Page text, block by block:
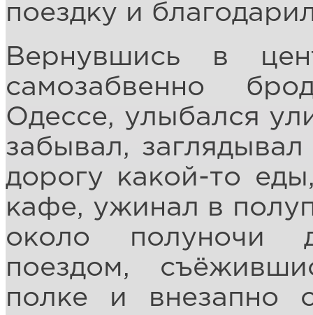
поездку и
Вернувшись в
самозабвенно
Одессе, улыбался
забывал,
дорогу какой-то
кафе, ужинал в
около полуночи
поездом,
полке и внезапно